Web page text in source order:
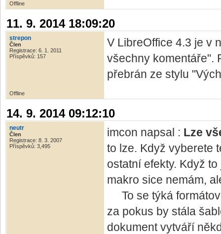
Offline
11. 9. 2014 18:09:20
strepon
Člen
Registrace: 6. 1. 2011
Příspěvků: 157
V LibreOffice 4.3 je v
všechny komentáře".
přebrán ze stylu
Offline
14. 9. 2014 09:12:10
neutr
Člen
Registrace: 8. 3. 2007
Příspěvků: 3,495
imcon napsal : Lze
to lze. Když vyberete
ostatní efekty. Když
makro sice nemám,
To se týká
za pokus by stála
dokument vytváří